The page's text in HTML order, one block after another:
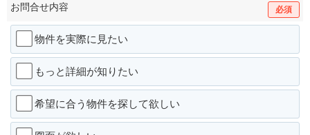
お問合せ内容 必須
物件を実際に見たい
もっと詳細が知りたい
希望に合う物件を探して欲しい